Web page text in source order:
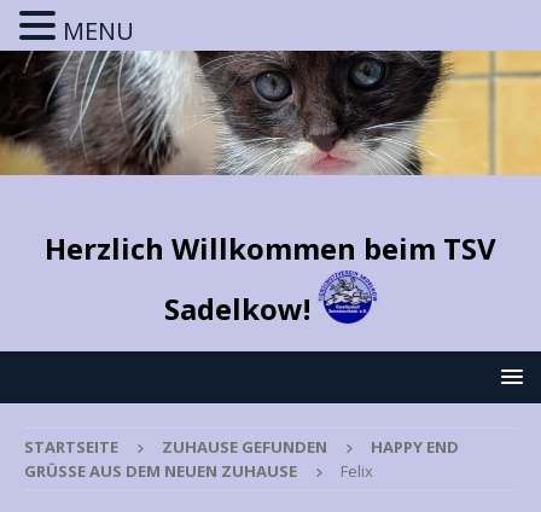
Herzlich Willkommen beim TSV
Sadelkow!
STARTSEITE ZUHAUSE GEFUNDEN
HAPPY END
GRÜSSE AUS DEM NEUEN ZUHAUSE
Felix
MENU